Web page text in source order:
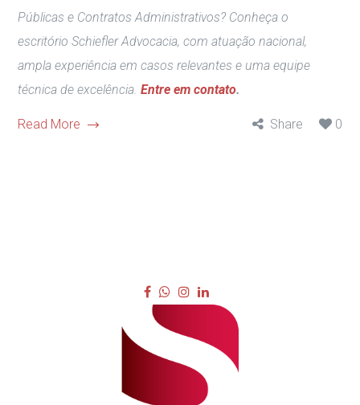
Públicas e Contratos Administrativos? Conheça o
escritório Schiefler Advocacia, com atuação nacional,
ampla experiência em casos relevantes e uma equipe
técnica de excelência.Entre em contato.
Read More Share 0